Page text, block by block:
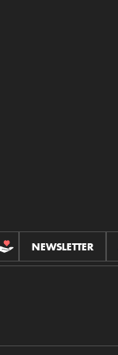
CONTRIBUCIONES
NEWSLETTER